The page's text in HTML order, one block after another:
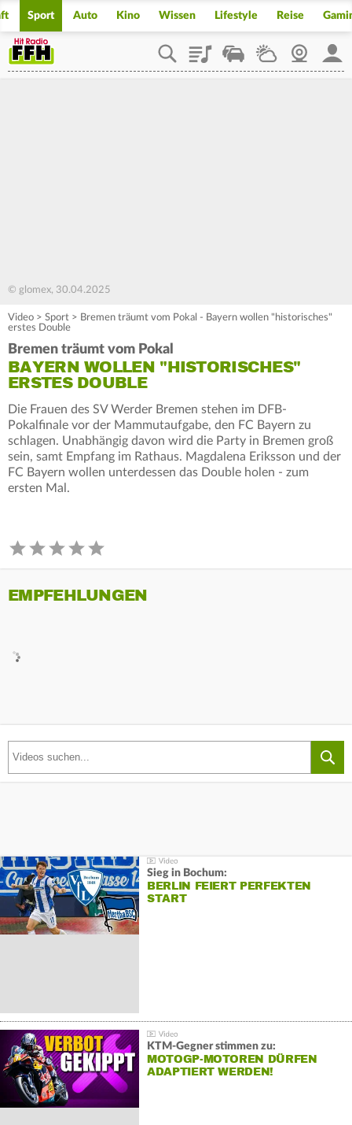
Sport Auto Kino Wissen Lifestyle Reise
PlaylistStaupilotWetterWebcam
© glomex, 30.04.2025
Video > Sport > Bremen träumt vom Pokal - Bayern wollen "historisches"
erstes Double
Bremen träumt vom Pokal
BAYERN WOLLEN "HISTORISCHES"
ERSTES DOUBLE
Die Frauen des SV Werder Bremen stehen im DFB-
Pokalfinale vor der Mammutaufgabe, den FC Bayern zu
schlagen. Unabhängig davon wird die Party in Bremen groß
sein, samt Empfang im Rathaus. Magdalena Eriksson und der
FC Bayern wollen unterdessen das Double holen - zum
ersten Mal.
EMPFEHLUNGEN
Sieg in Bochum:
BERLIN FEIERT PERFEKTEN
START
KTM-Gegner stimmen zu:
MOTOGP-MOTOREN DÜRFEN
ADAPTIERT WERDEN!